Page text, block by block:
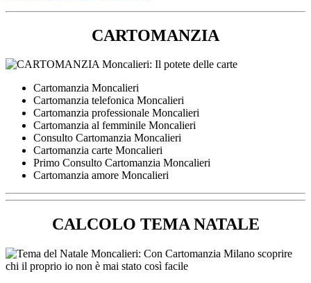
CARTOMANZIA
Cartomanzia Moncalieri
Cartomanzia telefonica Moncalieri
Cartomanzia professionale Moncalieri
Cartomanzia al femminile Moncalieri
Consulto Cartomanzia Moncalieri
Cartomanzia carte Moncalieri
Primo Consulto Cartomanzia Moncalieri
Cartomanzia amore Moncalieri
CALCOLO TEMA NATALE